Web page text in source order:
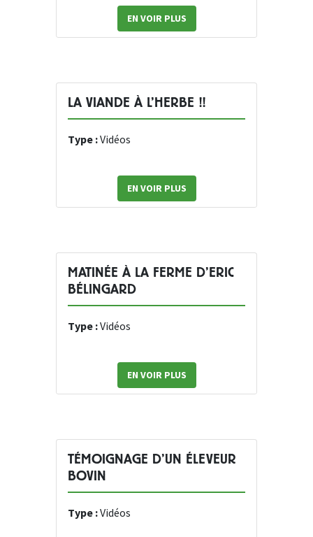
EN VOIR PLUS
LA VIANDE À L’HERBE !!
Type :Vidéos
EN VOIR PLUS
MATINÉE À LA FERME D’ERIC
BÉLINGARD
Type :Vidéos
EN VOIR PLUS
TÉMOIGNAGE D’UN ÉLEVEUR
BOVIN
Type :Vidéos